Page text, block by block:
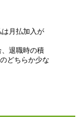
月払加入が
退職時の積
どちらか少な